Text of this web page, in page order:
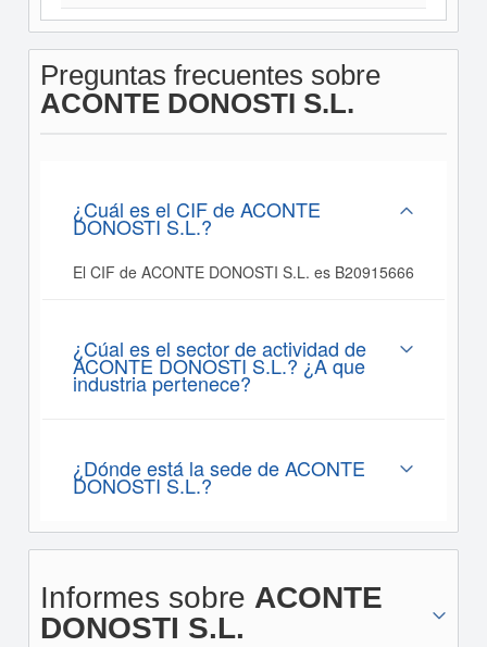
Preguntas frecuentes sobre
ACONTE DONOSTI S.L.
¿Cuál es el CIF de ACONTE
DONOSTI S.L.?
El CIF de ACONTE DONOSTI S.L. es B20915666
¿Cúal es el sector de actividad de
ACONTE DONOSTI S.L.? ¿A que
industria pertenece?
¿Dónde está la sede de ACONTE
DONOSTI S.L.?
Informes sobre ACONTE
DONOSTI S.L.